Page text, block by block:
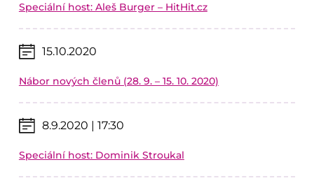
Speciální host: Aleš Burger – HitHit.cz
15.10.2020
Nábor nových členů (28. 9. – 15. 10. 2020)
8.9.2020 | 17:30
Speciální host: Dominik Stroukal